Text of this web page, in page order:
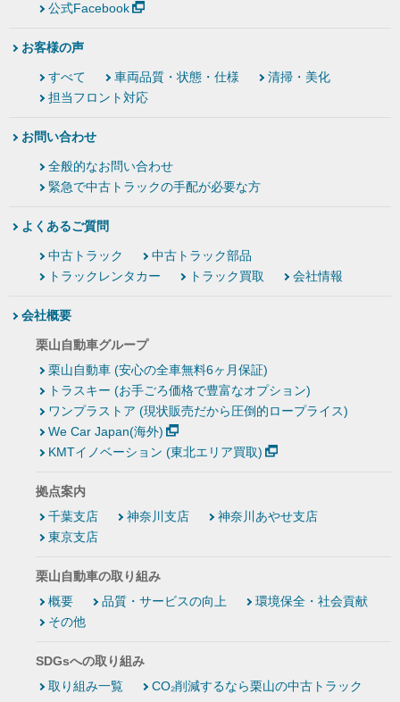
公式Facebook
お客様の声
すべて 車両品質・状態・仕様
清掃・美化
担当フロント対応
お問い合わせ
全般的なお問い合わせ
緊急で中古トラックの手配が必要な方
よくあるご質問
中古トラック
中古トラック部品
トラックレンタカー
トラック買取 会社情報
会社概要
栗山自動車グループ
栗山自動車 (安心の全車無料6ヶ月保証)
トラスキー (お手ごろ価格で豊富なオプション)
ワンプラストア (現状販売だから圧倒的ロープライス)
We Car Japan(海外)
KMTイノベーション (東北エリア買取)
拠点案内
千葉支店
神奈川支店
神奈川あやせ支店
東京支店
栗山自動車の取り組み
概要
品質・サービスの向上
環境保全・社会貢献
その他
SDGsへの取り組み
取り組み一覧
CO₂削減するなら栗山の中古トラック